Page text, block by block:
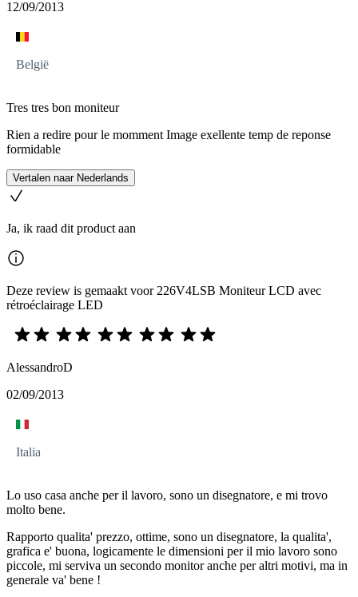
12/09/2013
België
Tres tres bon moniteur
Rien a redire pour le momment Image exellente temp de reponse
formidable
Vertalen naar Nederlands
Ja, ik raad dit product aan
Deze review is gemaakt voor 226V4LSB Moniteur LCD avec
rétroéclairage LED
AlessandroD
02/09/2013
Italia
Lo uso casa anche per il lavoro, sono un disegnatore, e mi trovo
molto bene.
Rapporto qualita' prezzo, ottime, sono un disegnatore, la qualita',
grafica e' buona, logicamente le dimensioni per il mio lavoro sono
piccole, mi serviva un secondo monitor anche per altri motivi, ma in
generale va' bene !